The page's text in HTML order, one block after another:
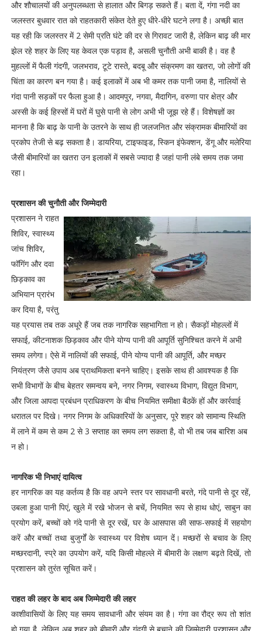
और शौचालयों की अनुपलब्धता से हालात और बिगड़ सकते हैं। बता दें, गंगा नदी का
जलस्तर बुधवार रात को राहतकारी संकेत देते हुए धीरे-धीरे घटने लगा है। अच्छी बात
यह रही कि जलस्तर में 2 सेमी प्रति घंटे की दर से गिरावट जारी है, लेकिन बाढ़ की मार
झेल रहे शहर के लिए यह केवल एक पड़ाव है, असली चुनौती अभी बाकी है। वह है
मुहल्लों में फैली गंदगी, जलभराव, टूटे रास्ते, बदबू और संक्रमण का खतरा, जो लोगों की
चिंता का कारण बन गया है। कई इलाकों में अब भी कमर तक पानी जमा है, नालियों से
गंदा पानी सड़कों पर फैला हुआ है। आदमपुर, नगवा, मैदागिन, वरुणा पार क्षेत्र और
अस्सी के कई हिस्सों में घरों में घुसे पानी से लोग अभी भी जूझ रहे हैं। विशेषज्ञों का
मानना है कि बाढ़ के पानी के उतरने के साथ ही जलजनित और संक्रामक बीमारियों का
प्रकोप तेजी से बढ़ सकता है। डायरिया, टाइफाइड, स्किन इंफेक्शन, डेंगू और मलेरिया
जैसी बीमारियों का खतरा उन इलाकों में सबसे ज्यादा है जहां पानी लंबे समय तक जमा
रहा।
प्रशासन की चुनौती और जिम्मेदारी
प्रशासन ने राहत
शिविर, स्वास्थ्य
जांच शिविर,
फॉगिंग और दवा
छिड़काव का
अभियान प्रारंभ
कर दिया है, परंतु
यह प्रयास तब तक अधूरे हैं जब तक नागरिक सहभागिता न हो। सैकड़ों मोहल्लों में
सफाई, कीटनाशक छिड़काव और पीने योग्य पानी की आपूर्ति सुनिश्चित करने में अभी
समय लगेगा। ऐसे में नालियों की सफाई, पीने योग्य पानी की आपूर्ति, और मच्छर
नियंत्रण जैसे उपाय अब प्राथमिकता बनने चाहिए। इसके साथ ही आवश्यक है कि
सभी विभागों के बीच बेहतर समन्वय बने, नगर निगम, स्वास्थ्य विभाग, विद्युत विभाग,
और जिला आपदा प्रबंधन प्राधिकरण के बीच नियमित समीक्षा बैठकें हों और कार्रवाई
धरातल पर दिखे। नगर निगम के अधिकारियों के अनुसार, पूरे शहर को सामान्य स्थिति
में लाने में कम से कम 2 से 3 सप्ताह का समय लग सकता है, वो भी तब जब बारिश अब
न हो।
नागरिक भी निभाएं दायित्व
हर नागरिक का यह कर्तव्य है कि वह अपने स्तर पर सावधानी बरते, गंदे पानी से दूर रहें,
उबला हुआ पानी पिएं, खुले में रखे भोजन से बचें, नियमित रूप से हाथ धोएं, साबुन का
प्रयोग करें, बच्चों को गंदे पानी से दूर रखें, घर के आसपास की साफ-सफाई में सहयोग
करें और बच्चों तथा बुजुर्गों के स्वास्थ्य पर विशेष ध्यान दें। मच्छरों से बचाव के लिए
मच्छरदानी, स्प्रे का उपयोग करें, यदि किसी मोहल्ले में बीमारी के लक्षण बढ़ते दिखें, तो
प्रशासन को तुरंत सूचित करें।
राहत की लहर के बाद अब जिम्मेदारी की लहर
काशीवासियों के लिए यह समय सावधानी और संयम का है। गंगा का रौद्र रूप तो शांत